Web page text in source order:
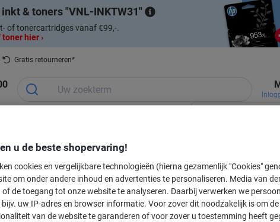
inkt & toners VNL-INKTW31
of tonercartridges vanaf €99,-.
hier ›
Gratis retourneren*
Nieuw bij Viking?
seizoensgebonden Cadeaushop
voor uw printer
u de beste shopervaring!
cookies en vergelijkbare technologieën (hierna gezamenlijk "Cookies"
om onder andere inhoud en advertenties te personaliseren. Media van
of de toegang tot onze website te analyseren. Daarbij verwerken we
bijv. uw IP-adres en browser informatie. Voor zover dit noodzakelijk is om de
van de website te garanderen of voor zover u toestemming heeft